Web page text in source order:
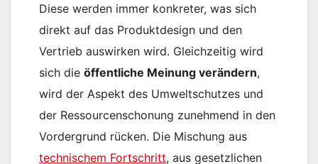
Diese werden immer konkreter, was sich
direkt auf das Produktdesign und den
Vertrieb auswirken wird. Gleichzeitig wird
sich die öffentliche Meinung verändern,
wird der Aspekt des Umweltschutzes und
der Ressourcenschonung zunehmend in den
Vordergrund rücken. Die Mischung aus
technischem Fortschritt, aus gesetzlichen